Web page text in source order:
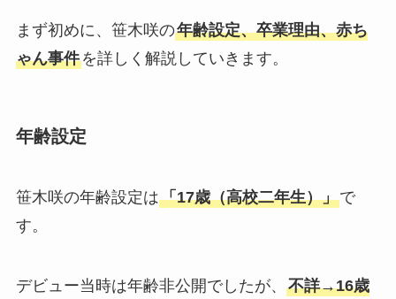
まず初めに、笹木咲の年齢設定、卒業理由、赤ち
ゃん事件を詳しく解説していきます。
年齢設定
笹木咲の年齢設定は「17歳（高校二年生）」で
す。
デビュー当時は年齢非公開でしたが、 不詳→16歳